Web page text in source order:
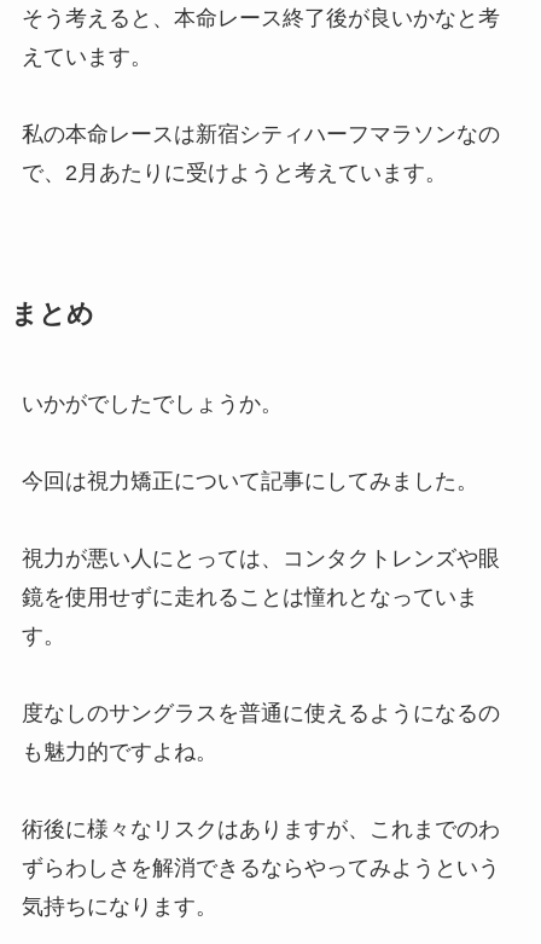
そう考えると、本命レース終了後が良いかなと考
えています。
私の本命レースは新宿シティハーフマラソンなの
で、2月あたりに受けようと考えています。
まとめ
いかがでしたでしょうか。
今回は視力矯正について記事にしてみました。
視力が悪い人にとっては、コンタクトレンズや眼
鏡を使用せずに走れることは憧れとなっていま
す。
度なしのサングラスを普通に使えるようになるの
も魅力的ですよね。
術後に様々なリスクはありますが、これまでのわ
ずらわしさを解消できるならやってみようという
気持ちになります。